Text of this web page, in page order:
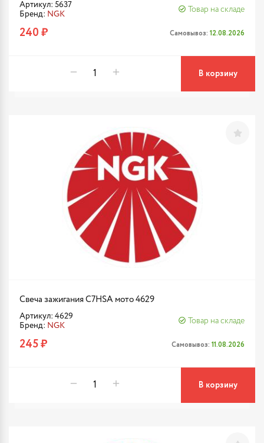
Артикул: 5637
Бренд: NGK
Товар на складе
240 ₽ Самовывоз: 12.08.2026
В корзину
Свеча зажигания C7HSA мото 4629
Артикул: 4629
Бренд: NGK
Товар на складе
245 ₽ Самовывоз: 11.08.2026
В корзину